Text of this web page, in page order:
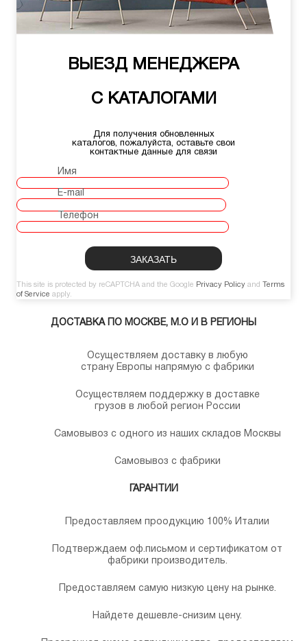
ВЫЕЗД МЕНЕДЖЕРА
С КАТАЛОГАМИ
Для получения обновленных
каталогов, пожалуйста, оставьте свои
контактные данные для связи
Имя
E-mail
Телефон
This site is protected by reCAPTCHA and the Google Privacy Policy and
Terms
of Service apply.
ДОСТАВКА ПО МОСКВЕ, М.О И В РЕГИОНЫ
Осуществляем доставку в любую
страну Европы напрямую с фабрики
Осуществляем поддержку в доставке
грузов в любой регион России
Самовывоз с одного из наших складов Москвы
Самовывоз с фабрики
ГАРАНТИИ
Предоставляем проодукцию 100% Италии
Подтверждаем оф.письмом и сертификатом от
фабрики производитель.
Предоставляем самую низкую цену на рынке.
Найдете дешевле-снизим цену.